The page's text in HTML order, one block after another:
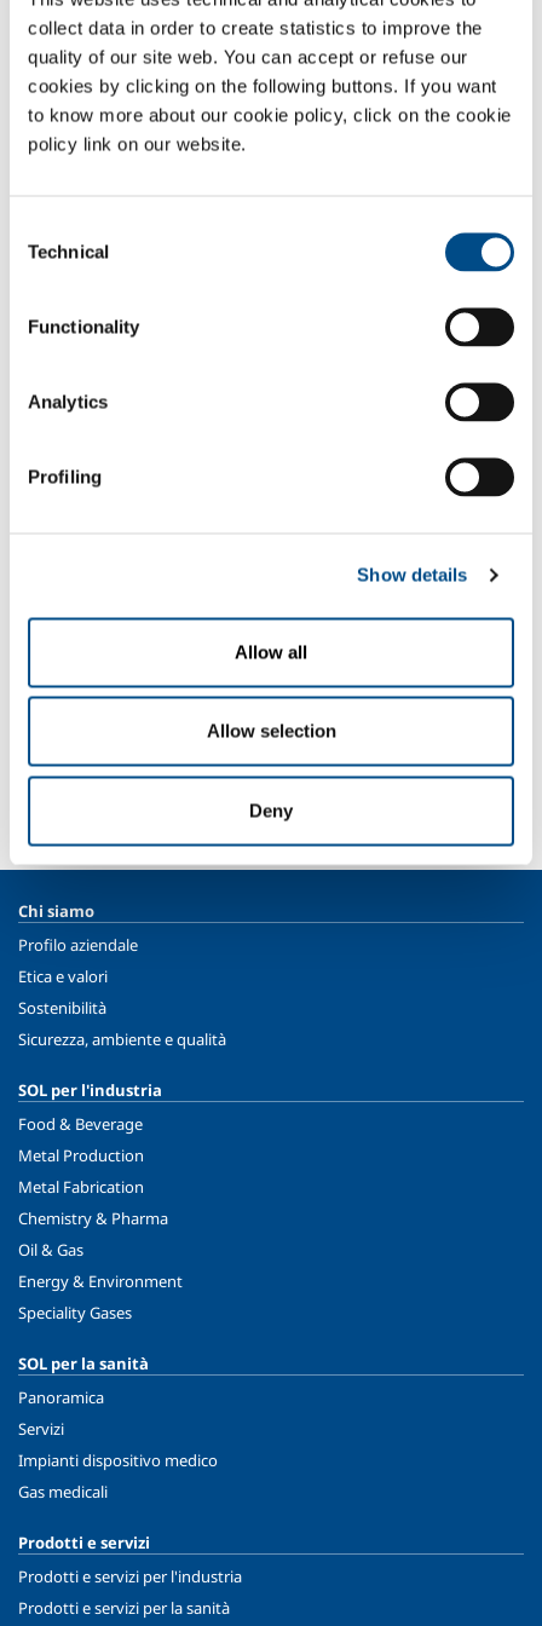
collect data in order to create statistics to improve the
quality of our site web. You can accept or refuse our
cookies by clicking on the following buttons. If you want
to know more about our cookie policy, click on the cookie
policy link on our website.
Selection
Technical
Functionality
Analytics
Profiling
Show details
Allow all
Allow selection
Deny
70026 Modugno (BA)
Latitudine:
41.106903
Longitudine:
16.76477
Fax:
SOL Spa
t +39 039 23 96 1
Hai bisogno di più informazioni?
Devi fare una segnalazione? Hai bisogno di
Chi siamo
Profilo aziendale
Etica e valori
Sostenibilità
Sicurezza, ambiente e qualità
SOL per l'industria
Food & Beverage
Metal Production
Metal Fabrication
Chemistry & Pharma
Oil & Gas
Energy & Environment
Speciality Gases
SOL per la sanità
Panoramica
Servizi
Impianti dispositivo medico
Gas medicali
Prodotti e servizi
Prodotti e servizi per l'industria
Prodotti e servizi per la sanità